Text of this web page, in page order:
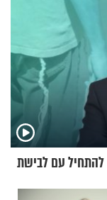
להתחיל עם לבישת